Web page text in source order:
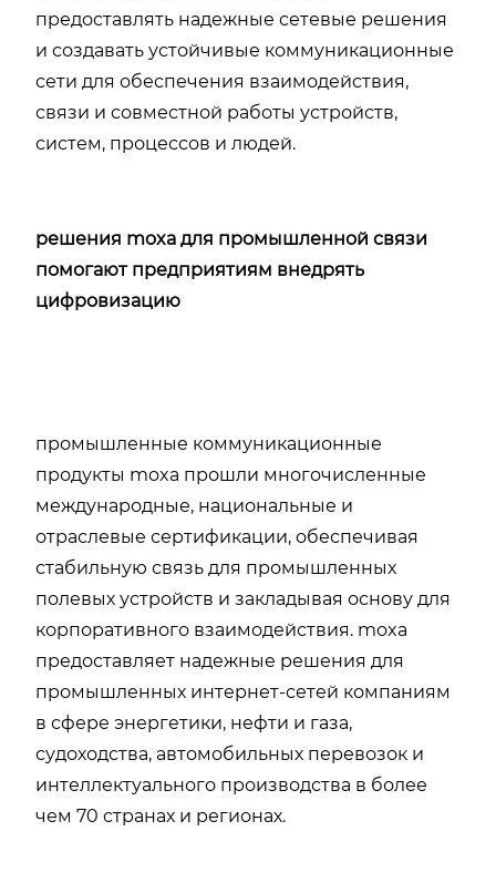
предоставлять надежные сетевые решения
и создавать устойчивые коммуникационные
сети для обеспечения взаимодействия,
связи и совместной работы устройств,
систем, процессов и людей.
решения moxa для промышленной связи
помогают предприятиям внедрять
цифровизацию
промышленные коммуникационные
продукты moxa прошли многочисленные
международные, национальные и
отраслевые сертификации, обеспечивая
стабильную связь для промышленных
полевых устройств и закладывая основу для
корпоративного взаимодействия. moxa
предоставляет надежные решения для
промышленных интернет-сетей компаниям
в сфере энергетики, нефти и газа,
судоходства, автомобильных перевозок и
интеллектуального производства в более
чем 70 странах и регионах.